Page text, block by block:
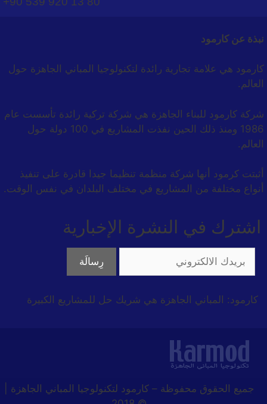
نبذة عن كارمود
كارمود هي علامة تجارية رائدة لتكنولوجيا المباني الجاهزة حول
العالم.
شركة كارمود للبناء الجاهزة هي شركة تركية رائدة تأسست عام
1986 ومنذ ذلك الحين نفذت المشاريع في 100 دولة حول
العالم.
أثبتت كرمود أنها شركة منظمة تنظيما جيدا قادرة على تنفيذ
أنواع مختلفة من المشاريع في مختلف البلدان في نفس الوقت.
اشترك في النشرة الإخبارية
كارمود: المباني الجاهزة هي شريك حل للمشاريع الكبيرة
جميع الحقوق محفوظة –كارمود لتكنولوجيا المباني الجاهزة |